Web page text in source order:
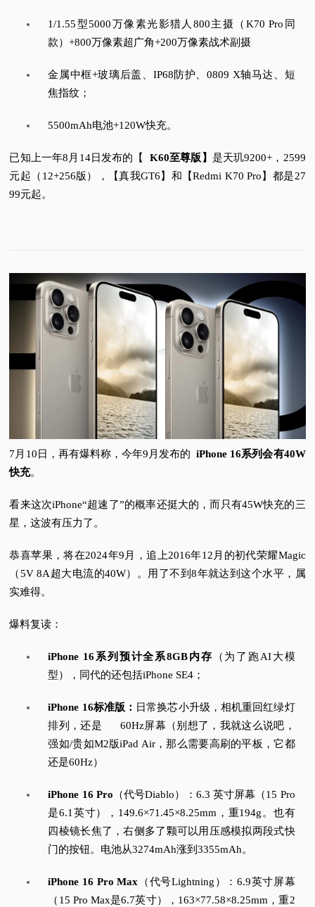
1/1.55型5000万像素光影猎人800主摄（K70 Pro同
款）+800万像素超广角+200万像素战术副摄
金属中框+玻璃后盖、IP68防护、0809 X轴马达、短
焦指纹；
5500mAh电池+120W快充。
已知上一年8月14日发布的【 K60至尊版】 是天玑9200+，2599
元起（12+256版），【真我GT6】和【Redmi K70 Pro】都是27
99元起。
7月10日，再有爆料称，今年9月发布的iPhone 16系列会有40W
快充。
看来这次iPhone“超速了”的概率还挺大的，而只有45W快充的三
星，这波有压力了。
恭喜苹果，将在2024年9月，追上2016年12月的初代荣耀Magic
（5V 8A超大电流的40W）。 用了不到8年就达到这个水平，属
实难得。
爆料复读：
iPhone 16系列预计全系8GB内存 （为了跑AI大模
型），同代的还包括iPhone SE4；
iPhone 16标准版： 日常换芯小升级，相机重回红绿灯
排列，还是60Hz屏幕（别想了，我就这么说吧，
强如/贵如M2版iPad Air，那么需要高刷的平板，它都
还是60Hz）
iPhone 16 Pro （代号Diablo）： 6.3 英寸屏幕（15 Pro
是6.1英寸），149.6×71.45×8.25mm，重194g。 也有
四棱镜长焦了，右侧多了颗可以用压感模拟两段式快
门的按钮。 电池从3274mAh涨到3355mAh。
iPhone 16 Pro Max （代号Lightning）： 6.9英寸屏幕
（15 Pro Max是6.7英寸），163×77.58×8.25mm，重2